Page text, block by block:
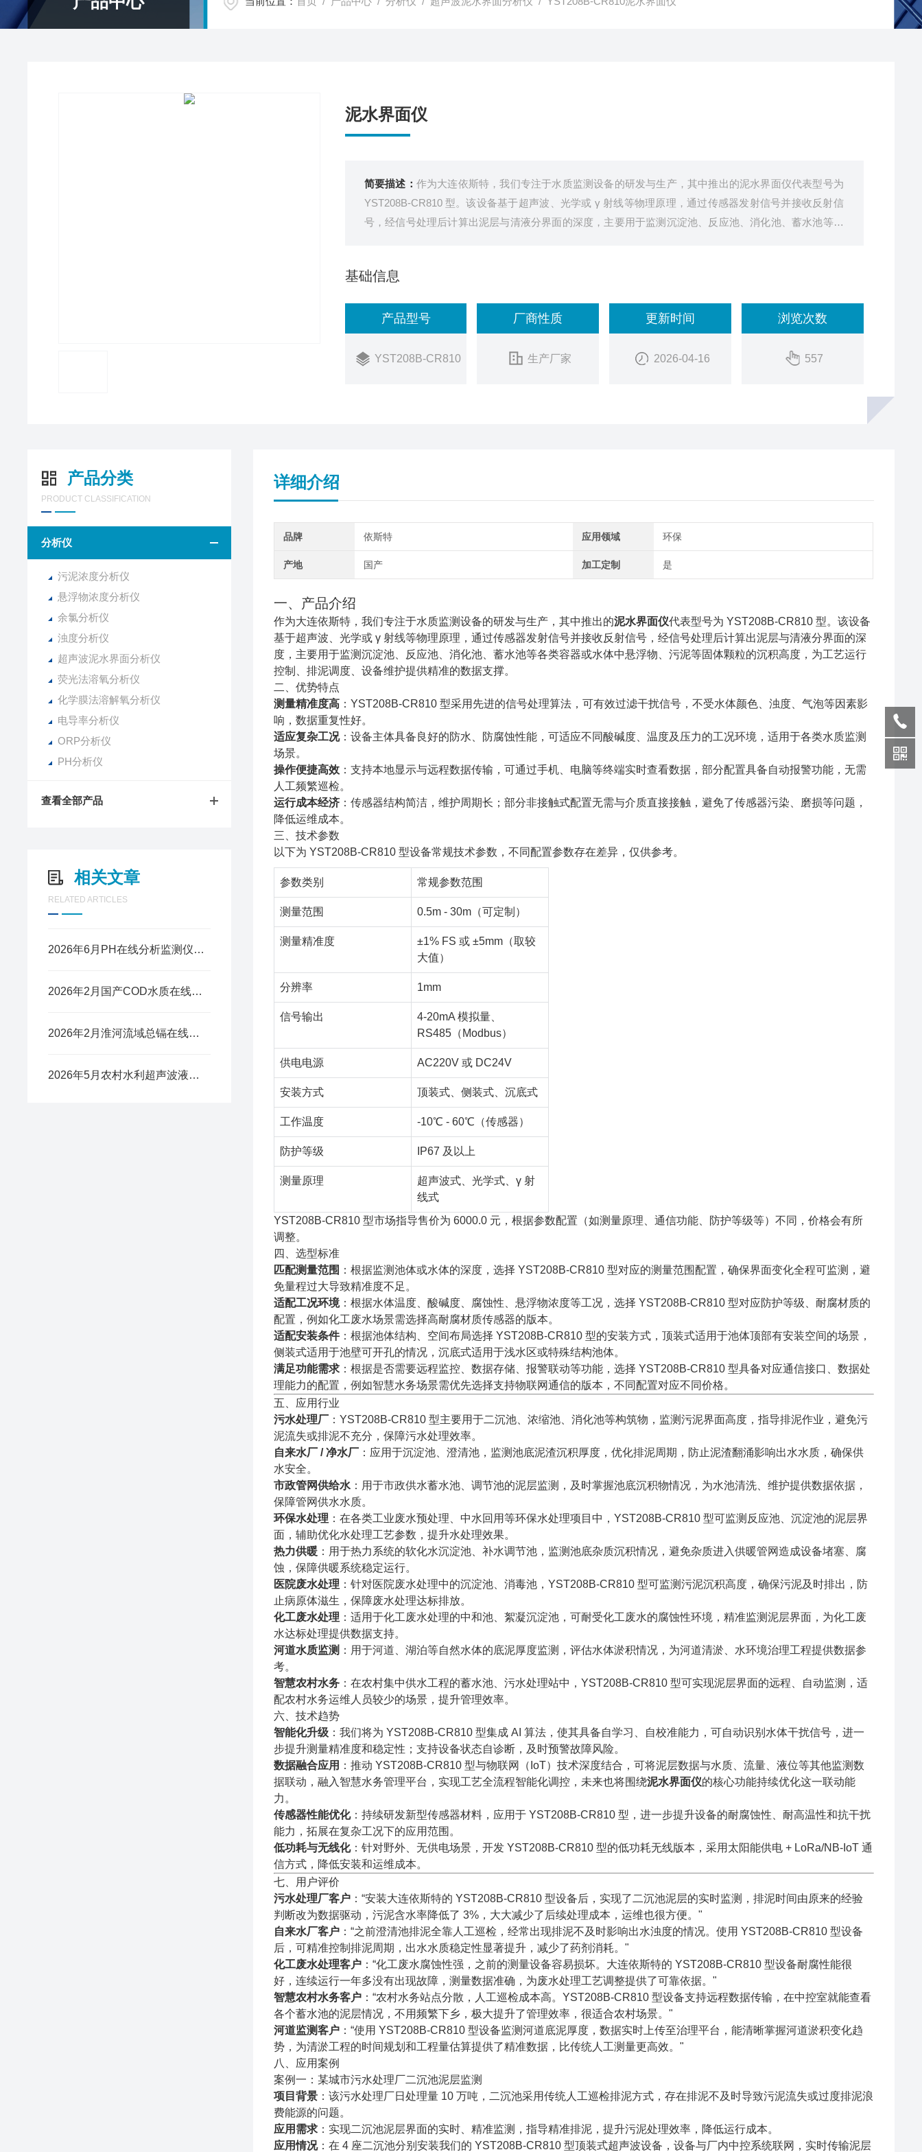
泥水界面仪
简要描述： 作为大连依斯特，我们专注于水质监测设备的研发与生产，其中推出的泥水界面仪代表型号为
YST208B-CR810 型。该设备基于超声波、光学或 γ 射线等物理原理，通过传感器发射信号并接收反射信
号，经信号处理后计算出泥层与清液分界面的深度，主要用于监测沉淀池、反应池、消化池、蓄水池等各
基础信息
产品型号
YST208B-CR810
厂商性质
生产厂家
更新时间
2026-04-16
浏览次数
557
产品分类
PRODUCT CLASSIFICATION
分析仪
污泥浓度分析仪
悬浮物浓度分析仪
余氯分析仪
浊度分析仪
超声波泥水界面分析仪
荧光法溶氧分析仪
化学膜法溶解氧分析仪
电导率分析仪
ORP分析仪
PH分析仪
查看全部产品
相关文章
RELATED ARTICLES
2026年6月PH在线分析监测仪国产厂家推荐
2026年2月国产COD水质在线分析仪品牌推荐​
2026年2月淮河流域总镉在线监测仪：全自动耐腐蚀更省心​
2026年5月农村水利超声波液位计国产厂家推荐​
详细介绍
品牌 依斯特 应用领域 环保
产地 国产 加工定制 是
一、产品介绍
作为大连依斯特，我们专注于水质监测设备的研发与生产，其中推出的泥水界面仪代表型号为 YST208B-CR810 型。该设备
基于超声波、光学或 γ 射线等物理原理，通过传感器发射信号并接收反射信号，经信号处理后计算出泥层与清液分界面的深
度，主要用于监测沉淀池、反应池、消化池、蓄水池等各类容器或水体中悬浮物、污泥等固体颗粒的沉积高度，为工艺运行
控制、排泥调度、设备维护提供精准的数据支撑。
二、优势特点
测量精准度高：YST208B-CR810 型采用先进的信号处理算法，可有效过滤干扰信号，不受水体颜色、浊度、气泡等因素影
响，数据重复性好。
适应复杂工况：设备主体具备良好的防水、防腐蚀性能，可适应不同酸碱度、温度及压力的工况环境，适用于各类水质监测
场景。
操作便捷高效：支持本地显示与远程数据传输，可通过手机、电脑等终端实时查看数据，部分配置具备自动报警功能，无需
人工频繁巡检。
运行成本经济：传感器结构简洁，维护周期长；部分非接触式配置无需与介质直接接触，避免了传感器污染、磨损等问题，
降低运维成本。
三、技术参数
以下为 YST208B-CR810 型设备常规技术参数，不同配置参数存在差异，仅供参考。
参数类别 常规参数范围
测量范围 0.5m - 30m（可定制）
测量精准度
±1% FS 或 ±5mm（取较
大值）
分辨率 1mm
信号输出
4-20mA 模拟量、
RS485（Modbus）
供电电源 AC220V 或 DC24V
安装方式 顶装式、侧装式、沉底式
工作温度 -10℃ - 60℃（传感器）
防护等级 IP67 及以上
测量原理
超声波式、光学式、γ 射
线式
YST208B-CR810 型市场指导售价为 6000.0 元，根据参数配置（如测量原理、通信功能、防护等级等）不同，价格会有所
调整。
四、选型标准
匹配测量范围 ：根据监测池体或水体的深度，选择 YST208B-CR810 型对应的测量范围配置，确保界面变化全程可监测，避
免量程过大导致精准度不足。
适配工况环境：根据水体温度、酸碱度、腐蚀性、悬浮物浓度等工况，选择 YST208B-CR810 型对应防护等级、耐腐材质的
配置，例如化工废水场景需选择高耐腐材质传感器的版本。
适配安装条件：根据池体结构、空间布局选择 YST208B-CR810 型的安装方式，顶装式适用于池体顶部有安装空间的场景，
侧装式适用于池壁可开孔的情况，沉底式适用于浅水区或特殊结构池体。
满足功能需求：根据是否需要远程监控、数据存储、报警联动等功能，选择 YST208B-CR810 型具备对应通信接口、数据处
理能力的配置，例如智慧水务场景需优先选择支持物联网通信的版本，不同配置对应不同价格。
五、应用行业
污水处理厂：YST208B-CR810 型主要用于二沉池、浓缩池、消化池等构筑物，监测污泥界面高度，指导排泥作业，避免污
泥流失或排泥不充分，保障污水处理效率。
自来水厂 / 净水厂：应用于沉淀池、澄清池，监测池底泥渣沉积厚度，优化排泥周期，防止泥渣翻涌影响出水水质，确保供
水安全。
市政管网供给水：用于市政供水蓄水池、调节池的泥层监测，及时掌握池底沉积物情况，为水池清洗、维护提供数据依据，
保障管网供水水质。
环保水处理 ：在各类工业废水预处理、中水回用等环保水处理项目中，YST208B-CR810 型可监测反应池、沉淀池的泥层界
面，辅助优化水处理工艺参数，提升水处理效果。
热力供暖：用于热力系统的软化水沉淀池、补水调节池，监测池底杂质沉积情况，避免杂质进入供暖管网造成设备堵塞、腐
蚀，保障供暖系统稳定运行。
医院废水处理 ：针对医院废水处理中的沉淀池、消毒池，YST208B-CR810 型可监测污泥沉积高度，确保污泥及时排出，防
止病原体滋生，保障废水处理达标排放。
化工废水处理 ：适用于化工废水处理的中和池、絮凝沉淀池，可耐受化工废水的腐蚀性环境，精准监测泥层界面，为化工废
水达标处理提供数据支持。
河道水质监测 ：用于河道、湖泊等自然水体的底泥厚度监测，评估水体淤积情况，为河道清淤、水环境治理工程提供数据参
考。
智慧农村水务：在农村集中供水工程的蓄水池、污水处理站中，YST208B-CR810 型可实现泥层界面的远程、自动监测，适
配农村水务运维人员较少的场景，提升管理效率。
六、技术趋势
智能化升级：我们将为 YST208B-CR810 型集成 AI 算法，使其具备自学习、自校准能力，可自动识别水体干扰信号，进一
步提升测量精准度和稳定性；支持设备状态自诊断，及时预警故障风险。
数据融合应用 ：推动 YST208B-CR810 型与物联网（IoT）技术深度结合，可将泥层数据与水质、流量、液位等其他监测数
据联动，融入智慧水务管理平台，实现工艺全流程智能化调控，未来也将围绕泥水界面仪的核心功能持续优化这一联动能
力。
传感器性能优化：持续研发新型传感器材料，应用于 YST208B-CR810 型，进一步提升设备的耐腐蚀性、耐高温性和抗干扰
能力，拓展在复杂工况下的应用范围。
低功耗与无线化：针对野外、无供电场景，开发 YST208B-CR810 型的低功耗无线版本，采用太阳能供电 + LoRa/NB-IoT 通
信方式，降低安装和运维成本。
七、用户评价
污水处理厂客户：“安装大连依斯特的 YST208B-CR810 型设备后，实现了二沉池泥层的实时监测，排泥时间由原来的经验
判断改为数据驱动，污泥含水率降低了 3%，大大减少了后续处理成本，运维也很方便。"
自来水厂客户：“之前澄清池排泥全靠人工巡检，经常出现排泥不及时影响出水浊度的情况。使用 YST208B-CR810 型设备
后，可精准控制排泥周期，出水水质稳定性显著提升，减少了药剂消耗。"
化工废水处理客户：“化工废水腐蚀性强，之前的测量设备容易损坏。大连依斯特的 YST208B-CR810 型设备耐腐性能很
好，连续运行一年多没有出现故障，测量数据准确，为废水处理工艺调整提供了可靠依据。"
智慧农村水务客户：“农村水务站点分散，人工巡检成本高。YST208B-CR810 型设备支持远程数据传输，在中控室就能查看
各个蓄水池的泥层情况，不用频繁下乡，极大提升了管理效率，很适合农村场景。"
河道监测客户：“使用 YST208B-CR810 型设备监测河道底泥厚度，数据实时上传至治理平台，能清晰掌握河道淤积变化趋
势，为清淤工程的时间规划和工程量估算提供了精准数据，比传统人工测量更高效。"
八、应用案例
案例一：某城市污水处理厂二沉池泥层监测
项目背景：该污水处理厂日处理量 10 万吨，二沉池采用传统人工巡检排泥方式，存在排泥不及时导致污泥流失或过度排泥浪
费能源的问题。
应用需求：实现二沉池泥层界面的实时、精准监测，指导精准排泥，提升污泥处理效率，降低运行成本。
应用情况：在 4 座二沉池分别安装我们的 YST208B-CR810 型顶装式超声波设备，设备与厂内中控系统联网，实时传输泥层